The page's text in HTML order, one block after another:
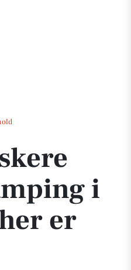
i Norden – her er hvorfor
i
er